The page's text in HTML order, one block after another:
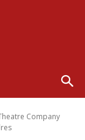
Company